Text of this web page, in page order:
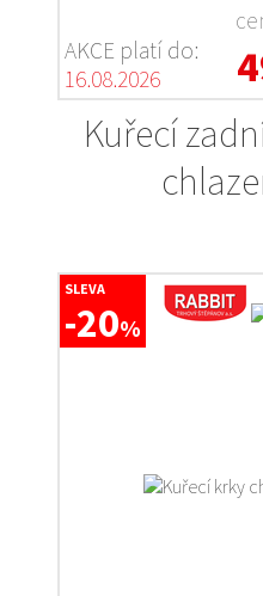
AKCE platí do:
16.08.2026
Kuřecí
SLEVA
-20%